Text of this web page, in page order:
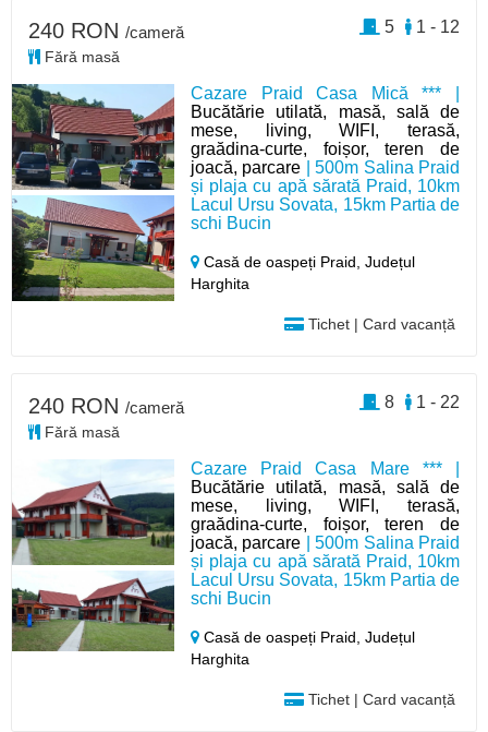
Cazare Praid Casa Mică *** |
Bucătărie utilată, masă, sală de
mese, living, WIFI, terasă,
graădina-curte, foișor, teren de
joacă, parcare | 500m Salina Praid
și plaja cu apă sărată Praid, 10km
Lacul Ursu Sovata, 15km Partia de
schi Bucin
Casă de oaspeți Praid,Județul
Harghita
Tichet | Card vacanță
240 RON /cameră
Fără masă
1 - 12
5
Cazare Praid Casa Mare *** |
Bucătărie utilată, masă, sală de
mese, living, WIFI, terasă,
graădina-curte, foișor, teren de
joacă, parcare | 500m Salina Praid
și plaja cu apă sărată Praid, 10km
Lacul Ursu Sovata, 15km Partia de
schi Bucin
Casă de oaspeți Praid,Județul
Harghita
Tichet | Card vacanță
240 RON /cameră
Fără masă
1 - 22
8